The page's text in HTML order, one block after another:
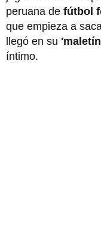
peruana de fútbol
que empieza a
llegó en su
íntimo.